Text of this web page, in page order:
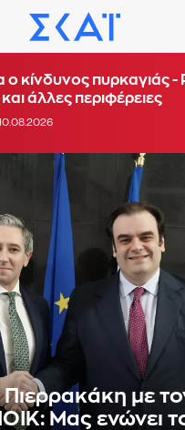
κίνδυνος πυρκαγιάς -
άλλες περιφέρειες
με
Μας ενώνει